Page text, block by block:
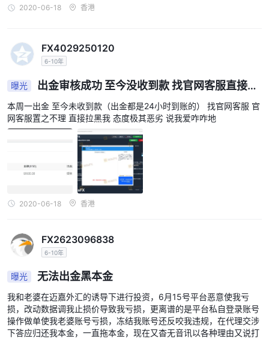
成本效益，并引发对潜在隐藏费用或不利交易条件的担忧。我们鼓励
交易者向经纪商寻求有关这些费用的澄清，并将其与其他经纪商进行
存取款
存款方式： MEGAFXCM LIMITED提供多种存款方式，包括：
斯克里尔
比特币（注：一些信息表明比特币是主要存款方式）
电子商务支付
提款方式：现有信息未指定提款方式。交易者应直接联系经纪商，了
解如何处理提款的详细信息。
在考虑存款和取款方式时，务必谨慎行事并核实有关存款和取款方式
的最新信息 MEGAFXCM LIMITED作为交易平台。此外，交易者应
了解任何相关费用、处理时间和提款条件，以确保与经纪商进行顺
利、安全的财务互动。尽职调查以及与经纪商的清晰沟通对于更好地
了解存款和取款流程至关重要。
2020-06-18 香港
FX4029250120
6-10年
曝光
出金审核成功 至今没收到款 找官网客服直接拉
本周一出金 至今未收到款（出金都是24小时到账的） 找官网客服 官
网客服置之不理 直接拉黑我 态度极其恶劣 说我爱咋咋地
2020-06-18 香港
FX2623096838
6-10年
曝光 无法出金黑本金
我和老婆在迈嘉外汇的诱导下进行投资，6月15号平台恶意使我亏
损，改动数据调我止损价导致我亏损，更离谱的是平台私自登录账号
操作做单使我老婆账号亏损，冻结我账号还反咬我违规，在代理交涉
下答应归还我本金，一直拖本金，现在又杳无音讯以各种理由又说打